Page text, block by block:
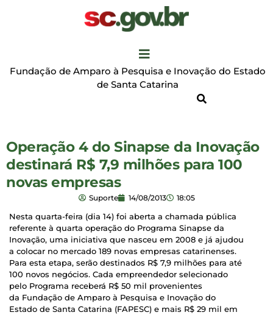
Fundação de Amparo à Pesquisa e Inovação do Estado
de Santa Catarina
Operação 4 do Sinapse da Inovação
destinará R$ 7,9 milhões para 100
novas empresas
Suporte 14/08/2013 18:05
Nesta quarta-feira (dia 14) foi aberta a chamada pública
referente à quarta operação do Programa Sinapse da
Inovação, uma iniciativa que nasceu em 2008 e já ajudou
a colocar no mercado 189 novas empresas catarinenses.
Para esta etapa, serão destinados R$ 7,9 milhões para até
100 novos negócios. Cada empreendedor selecionado
pelo Programa receberá R$ 50 mil provenientes
da Fundação de Amparo à Pesquisa e Inovação do
Estado de Santa Catarina (FAPESC) e mais R$ 29 mil em